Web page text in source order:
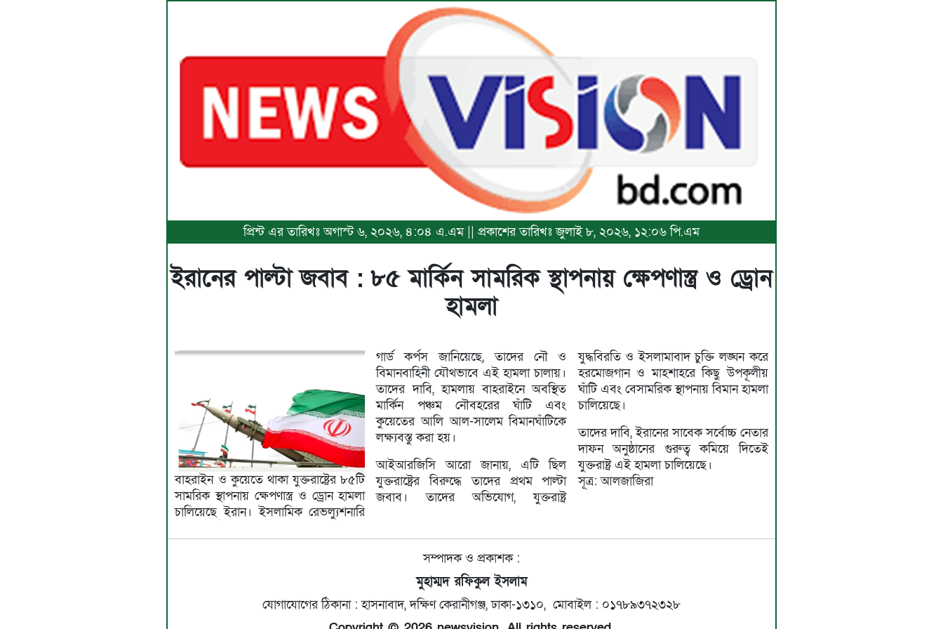
প্রিন্ট এর তারিখঃ অগাস্ট ৬, ২০২৬, ৪:০৪ এ.এম || প্রকাশের তারিখঃ জুলাই ৮, ২০২৬, ১২:০৬ পি.এম
ইরানের পাল্টা জবাব : ৮৫ মার্কিন সামরিক স্থাপনায় ক্ষেপণাস্ত্র ও ড্রোন
হামলা
বাহরাইন ও কুয়েতে থাকা যুক্তরাষ্ট্রের ৮৫টি
সামরিক স্থাপনায় ক্ষেপণাস্ত্র ও ড্রোন হামলা
চালিয়েছে ইরান। ইসলামিক রেভল্যুশনারি
গার্ড কর্পস জানিয়েছে, তাদের নৌ ও
বিমানবাহিনী যৌথভাবে এই হামলা চালায়।
তাদের দাবি, হামলায় বাহরাইনে অবস্থিত
মার্কিন পঞ্চম নৌবহরের ঘাঁটি এবং
কুয়েতের আলি আল-সালেম বিমানঘাঁটিকে
লক্ষ্যবস্তু করা হয়।
আইআরজিসি আরো জানায়, এটি ছিল
যুক্তরাষ্ট্রের বিরুদ্ধে তাদের প্রথম পাল্টা
জবাব। তাদের অভিযোগ, যুক্তরাষ্ট্র
যুদ্ধবিরতি ও ইসলামাবাদ চুক্তি লঙ্ঘন করে
হরমোজগান ও মাহশাহরে কিছু উপকূলীয়
ঘাঁটি এবং বেসামরিক স্থাপনায় বিমান হামলা
চালিয়েছে।
তাদের দাবি, ইরানের সাবেক সর্বোচ্চ নেতার
দাফন অনুষ্ঠানের গুরুত্ব কমিয়ে দিতেই
যুক্তরাষ্ট্র এই হামলা চালিয়েছে।
সূত্র: আলজাজিরা
সম্পাদক ও প্রকাশক :
মুহাম্মদ রফিকুল ইসলাম
যোগাযোগের ঠিকানা : হাসনাবাদ, দক্ষিণ কেরানীগঞ্জ, ঢাকা-১৩১০, মোবাইল : ০১৭৮৯৩৭২৩২৮